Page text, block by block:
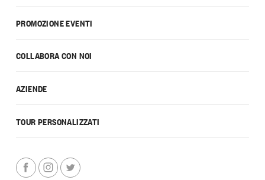
PROMOZIONE EVENTI
COLLABORA CON NOI
AZIENDE
TOUR PERSONALIZZATI